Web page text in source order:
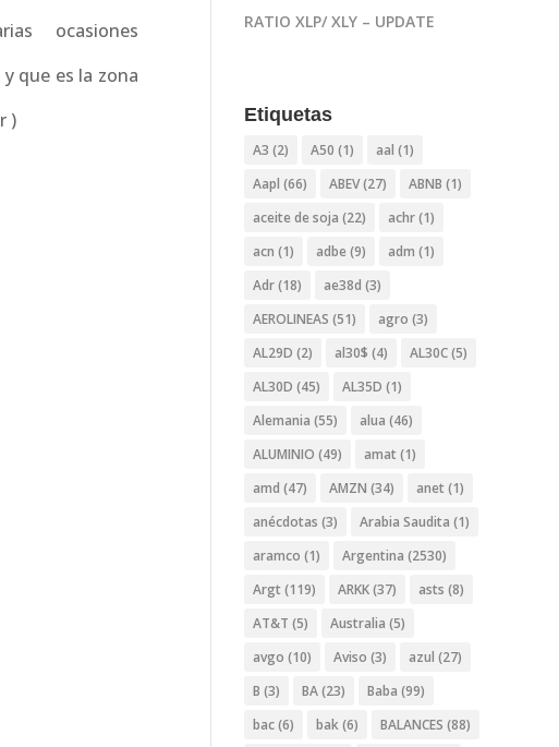
ocasiones
que es la zona
)
RATIO XLP/ XLY – UPDATE
Etiquetas
A3 (2) A50 (1) aal (1)
Aapl (66) ABEV(27) ABNB (1)
aceite de soja (22) achr(1)
acn (1) adbe (9) adm (1)
Adr(18) ae38d (3)
AEROLINEAS (51) agro (3)
AL29D (2) al30$ (4) AL30C(5)
AL30D (45) AL35D (1)
Alemania (55) alua (46)
ALUMINIO (49) amat (1)
amd (47) AMZN (34) anet (1)
anécdotas (3) Arabia Saudita (1)
aramco (1) Argentina (2530)
Argt (119) ARKK(37) asts (8)
AT&T (5) Australia (5)
avgo (10) Aviso (3) azul (27)
B (3) BA(23) Baba (99)
bac(6) bak(6) BALANCES (88)